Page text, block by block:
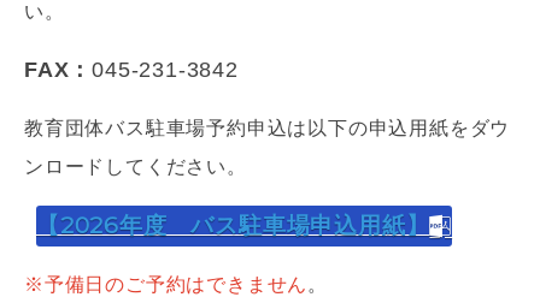
い。
FAX：045-231-3842
教育団体バス駐車場予約申込は以下の申込用紙をダウ
ンロードしてください。
【2026年度 バス駐車場申込用紙】
※予備日のご予約はできません。